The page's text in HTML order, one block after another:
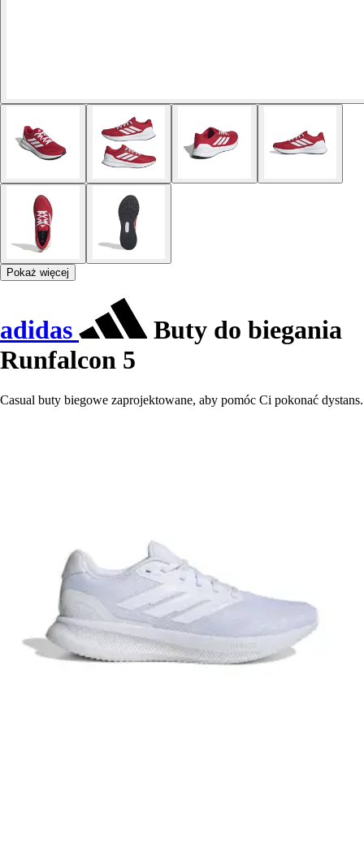
Pokaż więcej
adidas
Buty do biegania
Runfalcon 5
Casual buty biegowe zaprojektowane, aby pomóc Ci pokonać dystans.